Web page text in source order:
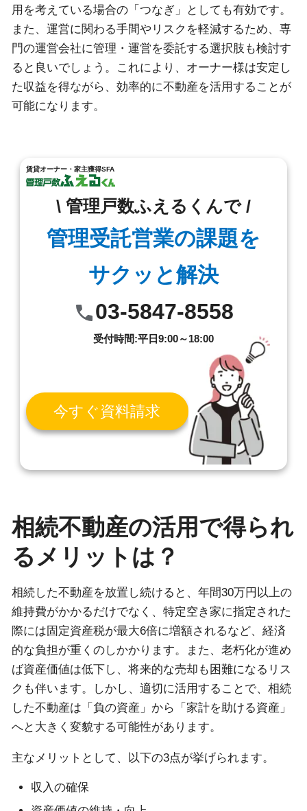
用を考えている場合の「つなぎ」としても有効です。
また、運営に関わる手間やリスクを軽減するため、専
門の運営会社に管理・運営を委託する選択肢も検討す
ると良いでしょう。これにより、オーナー様は安定し
た収益を得ながら、効率的に不動産を活用することが
可能になります。
賃貸オーナー・家主獲得SFA
\ 管理戸数ふえるくんで /
管理受託営業の課題を
サクッと解決
03-5847-8558
受付時間:平日9:00～18:00
今すぐ資料請求
相続不動産の活用で得られ
るメリットは？
相続した不動産を放置し続けると、年間30万円以上の
維持費がかかるだけでなく、特定空き家に指定された
際には固定資産税が最大6倍に増額されるなど、経済
的な負担が重くのしかかります。また、老朽化が進め
ば資産価値は低下し、将来的な売却も困難になるリス
クも伴います。しかし、適切に活用することで、相続
した不動産は「負の資産」から「家計を助ける資産」
へと大きく変貌する可能性があります。
主なメリットとして、以下の3点が挙げられます。
収入の確保